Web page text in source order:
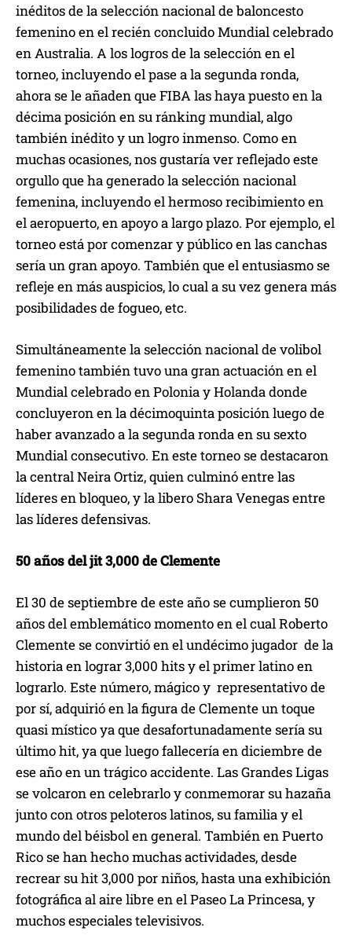
inéditos de la selección nacional de baloncesto
femenino en el recién concluido Mundial celebrado
en Australia. A los logros de la selección en el
torneo, incluyendo el pase a la segunda ronda,
ahora se le añaden que FIBA las haya puesto en la
décima posición en su ránking mundial, algo
también inédito y un logro inmenso. Como en
muchas ocasiones, nos gustaría ver reflejado este
orgullo que ha generado la selección nacional
femenina, incluyendo el hermoso recibimiento en
el aeropuerto, en apoyo a largo plazo. Por ejemplo, el
torneo está por comenzar y público en las canchas
sería un gran apoyo. También que el entusiasmo se
refleje en más auspicios, lo cual a su vez genera más
posibilidades de fogueo, etc.
Simultáneamente la selección nacional de volibol
femenino también tuvo una gran actuación en el
Mundial celebrado en Polonia y Holanda donde
concluyeron en la décimoquinta posición luego de
haber avanzado a la segunda ronda en su sexto
Mundial consecutivo. En este torneo se destacaron
la central Neira Ortiz, quien culminó entre las
líderes en bloqueo, y la libero Shara Venegas entre
las líderes defensivas.
50 años del jit 3,000 de Clemente
El 30 de septiembre de este año se cumplieron 50
años del emblemático momento en el cual Roberto
Clemente se convirtió en el undécimo jugador de la
historia en lograr 3,000 hits y el primer latino en
lograrlo. Este número, mágico y representativo de
por sí, adquirió en la figura de Clemente un toque
quasi místico ya que desafortunadamente sería su
último hit, ya que luego fallecería en diciembre de
ese año en un trágico accidente. Las Grandes Ligas
se volcaron en celebrarlo y conmemorar su hazaña
junto con otros peloteros latinos, su familia y el
mundo del béisbol en general. También en Puerto
Rico se han hecho muchas actividades, desde
recrear su hit 3,000 por niños, hasta una exhibición
fotográfica al aire libre en el Paseo La Princesa, y
muchos especiales televisivos.